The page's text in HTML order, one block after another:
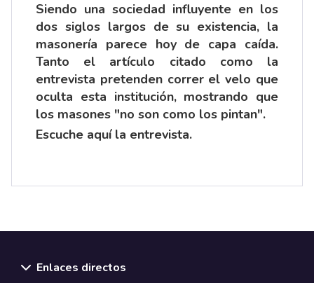
Siendo una sociedad influyente en los
dos siglos largos de su existencia, la
masonería parece hoy de capa caída.
Tanto el artículo citado como la
entrevista pretenden correr el velo que
oculta esta institución, mostrando que
los masones "no son como los pintan".
Escuche aquí la entrevista.
Enlaces directos